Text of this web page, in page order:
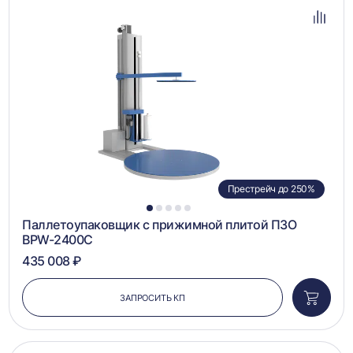
1 2 3 4 5
Престрейч до 250%
Паллетоупаковщик с прижимной плитой ПЗО
BPW-2400C
435 008 ₽
ЗАПРОСИТЬ КП
в